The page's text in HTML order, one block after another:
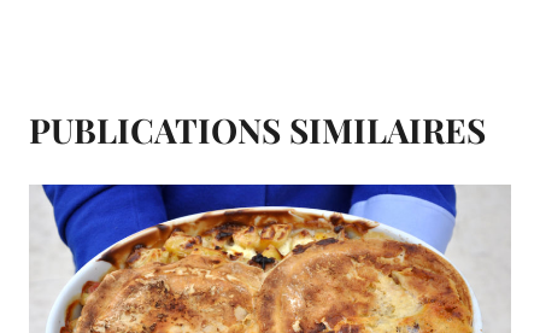
PUBLICATIONS SIMILAIRES